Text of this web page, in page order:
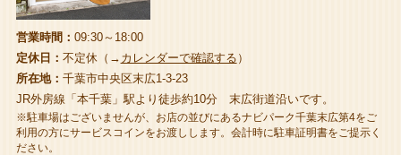
営業時間： 09:30～18:00
定休日： 不定休（→ カレンダーで確認する ）
所在地： 千葉市中央区末広1-3-23
JR外房線「本千葉」駅より徒歩約10分 末広街道沿いです。
※駐車場はございませんが、お店の並びにあるナビパーク千葉末広第4をご
利用の方にサービスコインをお渡しします。会計時に駐車証明書をご提示く
ださい。